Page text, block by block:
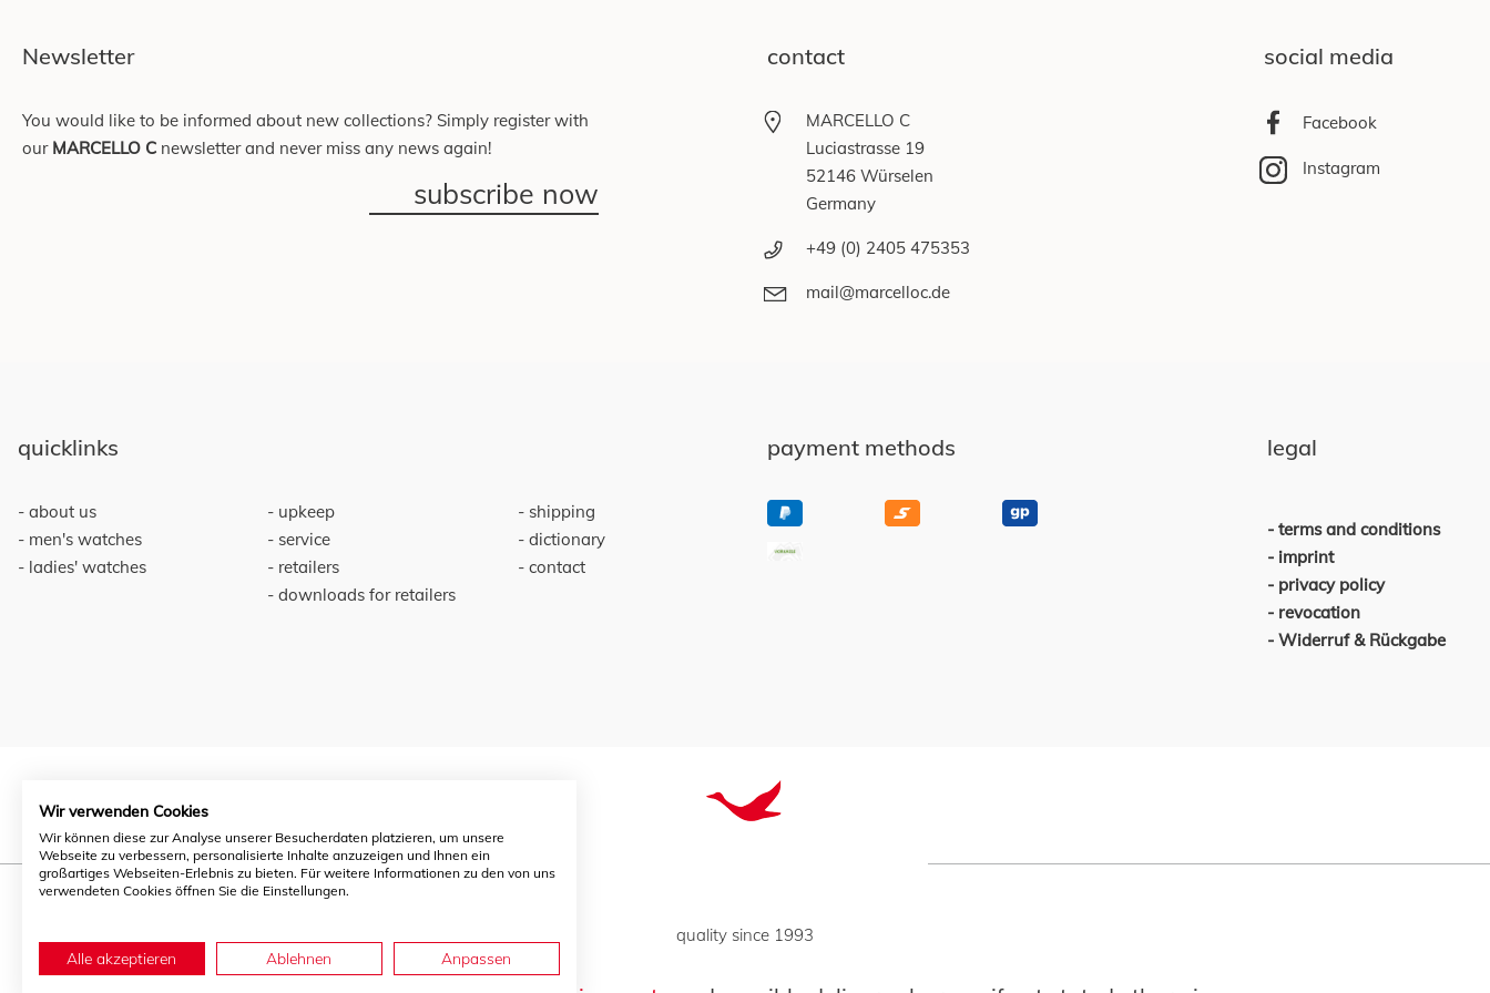
Newsletter
You would like to be informed about new collections? Simply register with
our MARCELLO C newsletter and never miss any news again!
subscribe now
contact
MARCELLO C
Luciastrasse 19
52146 Würselen
Germany
+49 (0) 2405 475353
mail@marcelloc.de
social media
Facebook
Instagram
quicklinks
about us
men's watches
ladies' watches
upkeep
service
retailers
downloads for retailers
shipping
dictionary
contact
payment methods legal
terms and conditions
imprint
privacy policy
revocation
Widerruf & Rückgabe
quality since 1993
Wir verwenden Cookies
Wir können diese zur Analyse unserer Besucherdaten platzieren, um unsere
Webseite zu verbessern, personalisierte Inhalte anzuzeigen und Ihnen ein
großartiges Webseiten-Erlebnis zu bieten. Für weitere Informationen zu den von uns
verwendeten Cookies öffnen Sie die Einstellungen.
Alle akzeptieren Ablehnen Anpassen